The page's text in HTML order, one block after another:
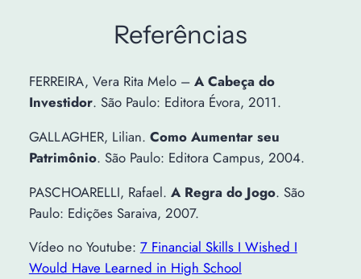
Referências
FERREIRA, Vera Rita Melo – A Cabeça do
Investidor. São Paulo: Editora Évora, 2011.
GALLAGHER, Lilian. Como Aumentar seu
Patrimônio. São Paulo: Editora Campus, 2004.
PASCHOARELLI, Rafael. A Regra do Jogo. São
Paulo: Edições Saraiva, 2007.
Vídeo no Youtube: 7 Financial Skills I Wished I
Would Have Learned in High School